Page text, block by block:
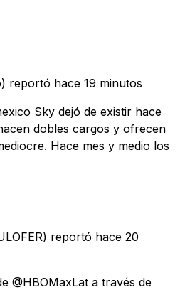
reportó hace 19 minutos
Sky dejó de existir hace
dobles cargos y ofrecen
Hace mes y medio los
reportó hace 20
@HBOMaxLat a través de